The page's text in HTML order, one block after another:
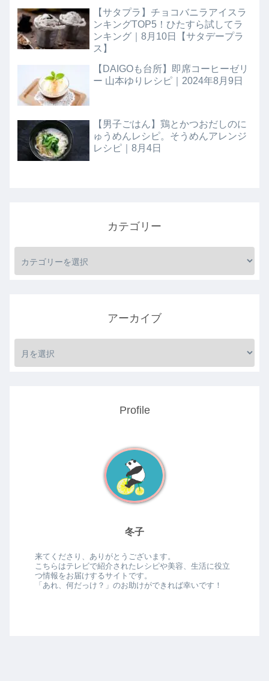
【サタプラ】チョコバニラアイスラ
ンキングTOP5！ひたすら試してラ
ンキング｜8月10日【サタデープラ
ス】
【DAIGOも台所】即席コーヒーゼリ
ー 山本ゆりレシピ｜2024年8月9日
【男子ごはん】鶏とかつおだしのに
ゅうめんレシピ。そうめんアレンジ
レシピ｜8月4日
カテゴリー
アーカイブ
Profile
冬子
来てくださり、ありがとうございます。
こちらはテレビで紹介されたレシピや美容、生活に役立
つ情報をお届けするサイトです。
「あれ、何だっけ？」のお助けができれば幸いです！